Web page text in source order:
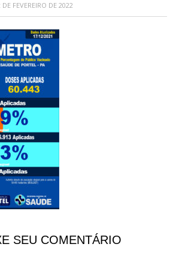
DE FEVEREIRO DE 2022
SEU COMENTÁRIO